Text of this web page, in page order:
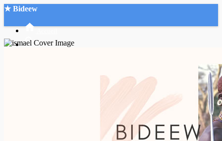
★ Bideew